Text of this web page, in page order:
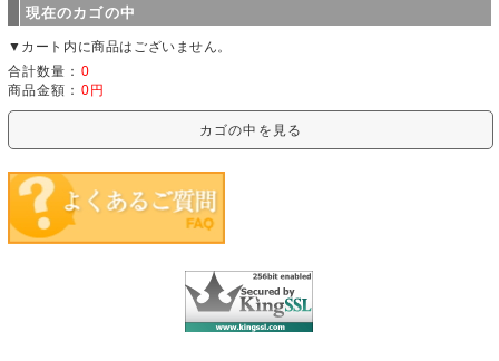
現在のカゴの中
▼カート内に商品はございません。
合計数量： 0
商品金額： 0円
カゴの中を見る